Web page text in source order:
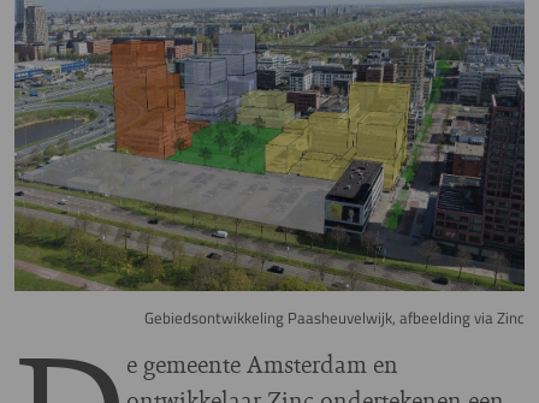
Gebiedsontwikkeling Paasheuvelwijk, afbeelding via Zinc
e gemeente Amsterdam en